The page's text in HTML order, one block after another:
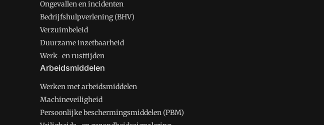
Ongevallen en incidenten
Bedrijfshulpverlening (BHV)
Verzuimbeleid
Duurzame inzetbaarheid
Werk- en rusttijden
Arbeidsmiddelen
Werken met arbeidsmiddelen
Machineveiligheid
Persoonlijke beschermingsmiddelen (PBM)